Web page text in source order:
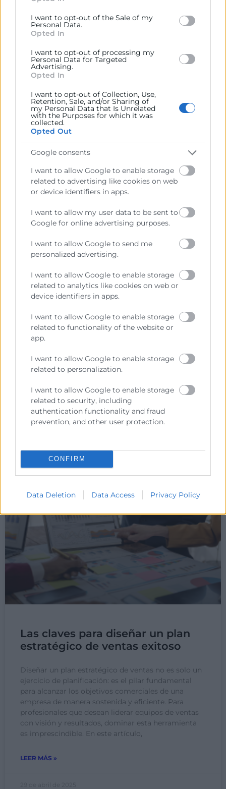
below specified purposes in below Google consent
section.
I want to opt-out of the Sale of my
Personal Data.
Opted In
I want to opt-out of processing my
Personal Data for Targeted
Advertising.
Opted In
I want to opt-out of Collection, Use,
Retention, Sale, and/or Sharing of
my Personal Data that Is Unrelated
with the Purposes for which it was
collected.
Opted Out
Google consents
I want to allow Google to enable storage
related to advertising like cookies on web
or device identifiers in apps.
I want to allow my user data to be sent to
Google for online advertising purposes.
I want to allow Google to send me
personalized advertising.
I want to allow Google to enable storage
related to analytics like cookies on web or
device identifiers in apps.
I want to allow Google to enable storage
related to functionality of the website or
app.
I want to allow Google to enable storage
related to personalization.
I want to allow Google to enable storage
related to security, including
authentication functionality and fraud
prevention, and other user protection.
CONFIRM
Data Deletion Data Access Privacy Policy
revolucionando la manera en que operan los
negocios en todos los sectores. Desde mejorar la
del cliente, su implementación se ha convertido en
una ventaja competitiva imprescindible. En este
artículo, vamos a explicar las principales ventajas,
LEER MÁS »
22 de mayo de 2025
Estudiar un MBA: ¿Es la inversión
adecuada para tu futuro
profesional?
Muchos profesionales se enfrentan a una gran
pregunta: ¿vale la pena estudiar un MBA? Este tipo
de formación avanzada se ha consolidado como una
de las herramientas más potentes para impulsar la
carrera profesional, acceder a mejores puestos y
desarrollar habilidades directivas clave. Pero
también representa una inversión considerable en
12 de mayo de 2025
Las claves para diseñar un plan
estratégico de ventas exitoso
Diseñar un plan estratégico de ventas no es solo un
ejercicio de planificación: es el pilar fundamental
para alcanzar los objetivos comerciales de una
empresa de manera sostenida y eficiente. Para
profesionales que desean liderar equipos de ventas
con visión y resultados, dominar esta herramienta
es imprescindible. En este artículo,
LEER MÁS »